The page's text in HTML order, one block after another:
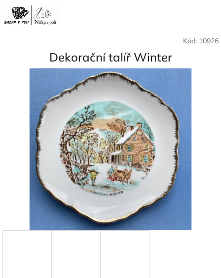
obsah
Kód: 10926
Dekorační talíř Winter